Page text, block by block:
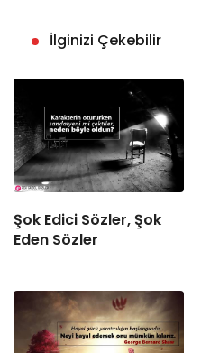
İlginizi Çekebilir
Şok Edici Sözler, Şok
Eden Sözler